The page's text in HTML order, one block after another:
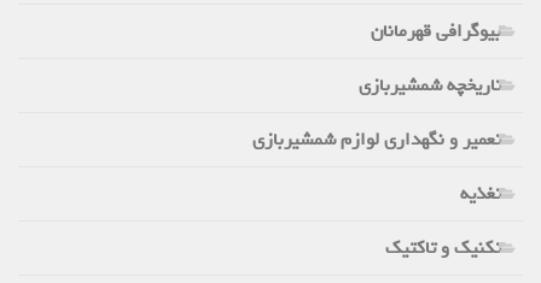
بیوگرافی قهرمانان
تاریخچه شمشیربازی
تعمیر و نگهداری لوازم شمشیربازی
تغذیه
تکنیک و تاکتیک